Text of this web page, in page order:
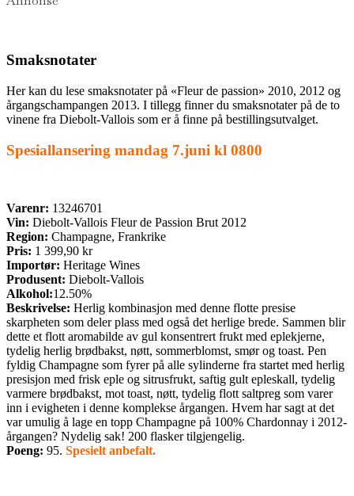
Smaksnotater
Her kan du lese smaksnotater på «Fleur de passion» 2010, 2012 og
årgangschampangen 2013. I tillegg finner du smaksnotater på de to
vinene fra Diebolt-Vallois som er å finne på bestillingsutvalget.
Spesiallansering mandag 7.juni kl 0800
Varenr: 13246701
Vin: Diebolt-Vallois Fleur de Passion Brut 2012
Region: Champagne, Frankrike
Pris: 1 399,90 kr
Importør: Heritage Wines
Produsent: Diebolt-Vallois
Alkohol:12.50%
Beskrivelse: Herlig kombinasjon med denne flotte presise
skarpheten som deler plass med også det herlige brede. Sammen blir
dette et flott aromabilde av gul konsentrert frukt med eplekjerne,
tydelig herlig brødbakst, nøtt, sommerblomst, smør og toast. Pen
fyldig Champagne som fyrer på alle sylinderne fra startet med herlig
presisjon med frisk eple og sitrusfrukt, saftig gult epleskall, tydelig
varmere brødbakst, mot toast, nøtt, tydelig flott saltpreg som varer
inn i evigheten i denne komplekse årgangen. Hvem har sagt at det
var umulig å lage en topp Champagne på 100% Chardonnay i 2012-
årgangen? Nydelig sak! 200 flasker tilgjengelig.
Poeng: 95. Spesielt anbefalt.